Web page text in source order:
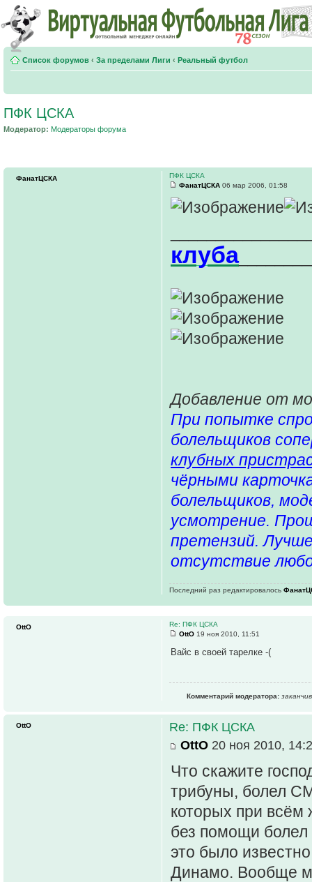
Список форумов ‹ За пределами Лиги ‹ Реальный футбол
ПФК ЦСКА
Модератор: Модераторы форума
ПФК ЦСКА
ФанатЦСКА 06 мар 2006, 01:58
клуба
Добавление от
При попытке
болельщиков
клубных
чёрными
болельщиков,
усмотрение.
претензий.
отсутствие
Последний раз редактировалось
ФанатЦСКА
Re: ПФК ЦСКА
OttO 19 ноя 2010, 11:51
Вайс в своей тарелке -(
Комментарий модератора:
OttO
Re: ПФК ЦСКА
OttO 20 ноя 2010,
Что скажите
трибуны, болел СМ
которых при всём
без помощи
это было
Динамо. Вообще
OttO